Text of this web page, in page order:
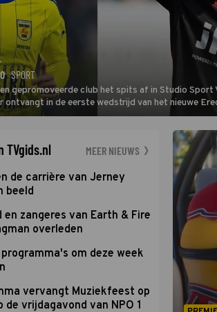
· SPORT
gepromoveerde club het spits af in Studio Sport
ontvangt in de eerste wedstrijd van het nieuwe
is Johan Plat en hij wil aanvallend voetballen.
TVgids.nl MEER NIEUWS
de carrière van Jerney
beeld
en zangeres van Earth & Fire
overleden
om deze week
vervangt Muziekfeest op
de vrijdagavond van NPO 1